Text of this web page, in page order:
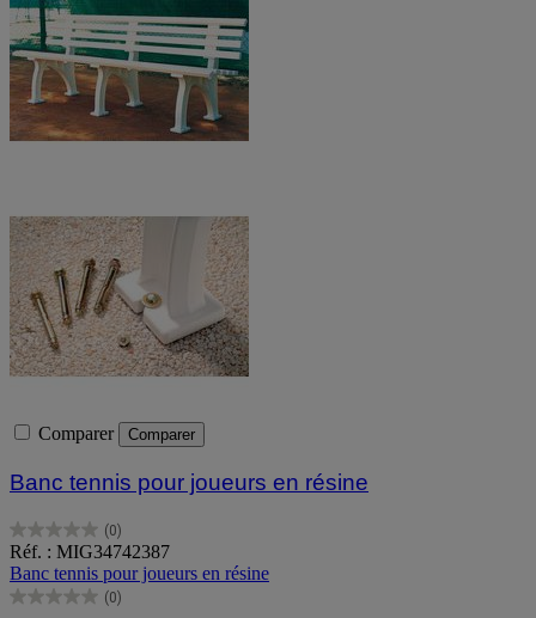
Comparer Comparer
Banc tennis pour joueurs en résine
(0)
0.0
sur
5
étoiles.
Réf. : MIG34742387
Banc tennis pour joueurs en résine
(0)
0.0